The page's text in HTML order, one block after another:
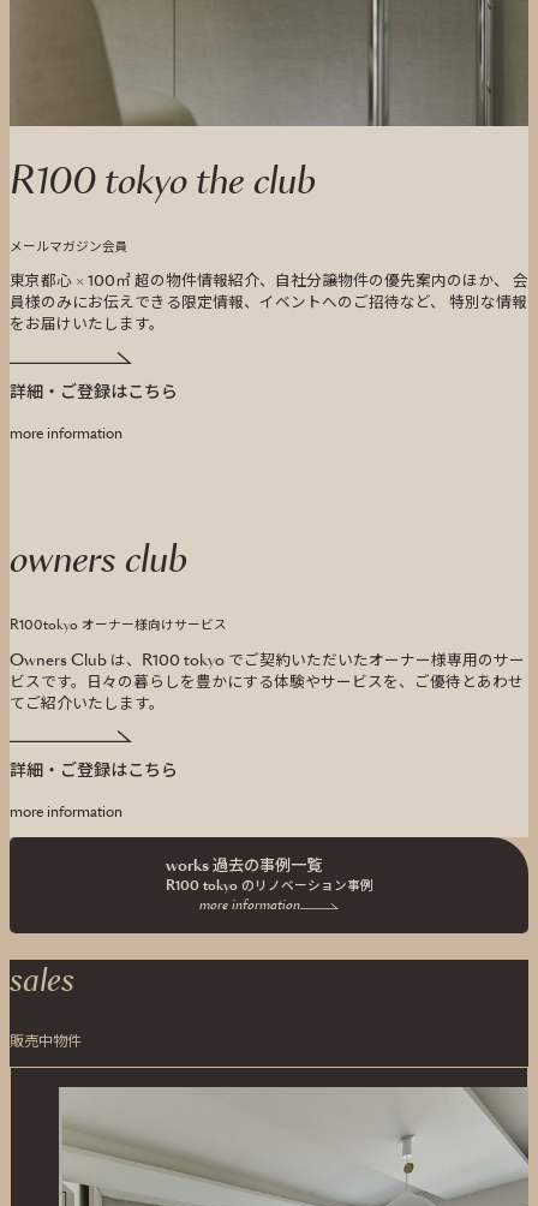
R100 tokyo the club
メールマガジン会員
東京都心 × 100㎡ 超の物件情報紹介、自社分譲物件の優先案内のほか、 会
員様のみにお伝えできる限定情報、イベントへのご招待など、 特別な情報
をお届けいたします。
詳細・ご登録はこちら
more information
owners club
R100tokyo オーナー様向けサービス
Owners Club は、R100 tokyo でご契約いただいたオーナー様専用のサー
ビスです。
日々の暮らしを豊かにする体験やサービスを、ご優待とあわせ
てご紹介いたします。
詳細・ご登録はこちら
more information
works 過去の事例一覧
R100 tokyo の リノベーション事例
more information
sales
販売中物件